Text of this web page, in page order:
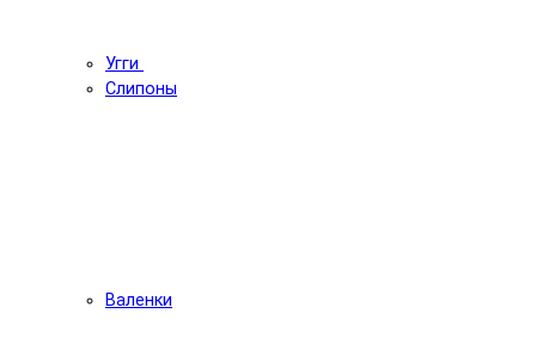
Угги
Слипоны
Валенки